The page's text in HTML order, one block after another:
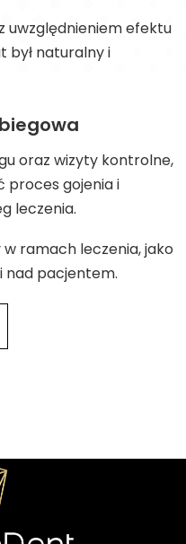
uwzględnieniem efektu
był naturalny i
oraz wizyty kontrolne,
proces gojenia i
leczenia.
ramach leczenia, jako
nad pacjentem.